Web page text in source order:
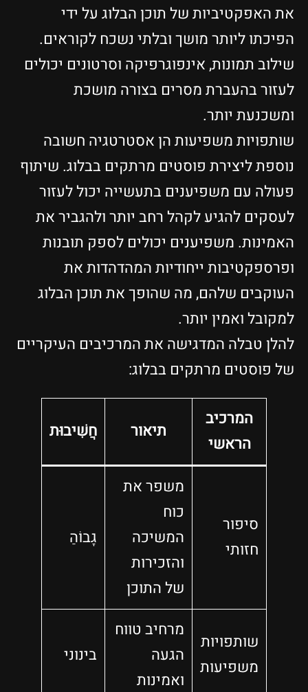
את האפקטיביות של תוכן הבלוג על ידי
הפיכתו ליותר מושך ובלתי נשכח לקוראים.
שילוב תמונות, אינפוגרפיקה וסרטונים יכולים
לעזור בהעברת מסרים בצורה מושכת
ומשכנעת יותר.
שותפויות משפיעות הן אסטרטגיה חשובה
נוספת ליצירת פוסטים מרתקים בבלוג. שיתוף
פעולה עם משפיענים בתעשייה יכול לעזור
לעסקים להגיע לקהל רחב יותר ולהגביר את
האמינות. משפיענים יכולים לספק תובנות
ופרספקטיבות ייחודיות המהדהדות את
העוקבים שלהם, מה שהופך את תוכן הבלוג
למקובל ואמין יותר.
להלן טבלה המדגישה את המרכיבים העיקריים
של פוסטים מרתקים בבלוג:
המרכיב
הראשי
תיאור חֲשִׁיבוּת
סיפור
חזותי
משפר את
כוח
המשיכה
והזכירות
של התוכן
גָבוֹהַ
שותפויות
משפיעות
מרחיב טווח
הגעה
ואמינות
בינוני